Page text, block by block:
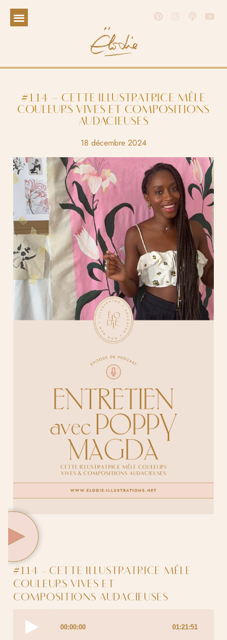
#114 – CETTE ILLUSTRATRICE MÊLE
COULEURS VIVES ET COMPOSITIONS
AUDACIEUSES
18 décembre 2024
#114 - CETTE ILLUSTRATRICE MÊLE
COULEURS VIVES ET
COMPOSITIONS AUDACIEUSES